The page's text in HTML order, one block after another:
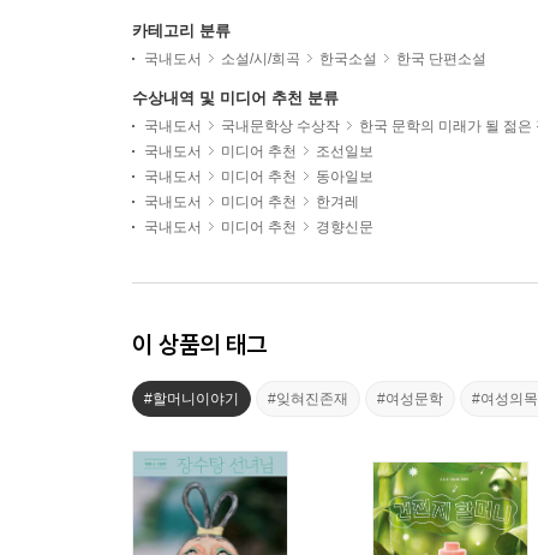
카테고리 분류
국내도서 소설/시/희곡 한국소설 한국 단편소설
수상내역 및 미디어 추천 분류
국내도서 국내문학상 수상작
한국 문학의 미래가 될 젊은
국내도서
미디어 추천
조선일보
국내도서
미디어 추천
동아일보
국내도서
미디어 추천
한겨레
국내도서
미디어 추천 경향신문
이 상품의 태그
#할머니이야기 #잊혀진존재 #여성문학 #여성의